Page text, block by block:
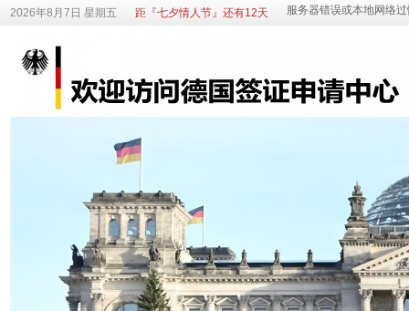
2026年8月7日 星期五 距『七夕情人节』还有12天